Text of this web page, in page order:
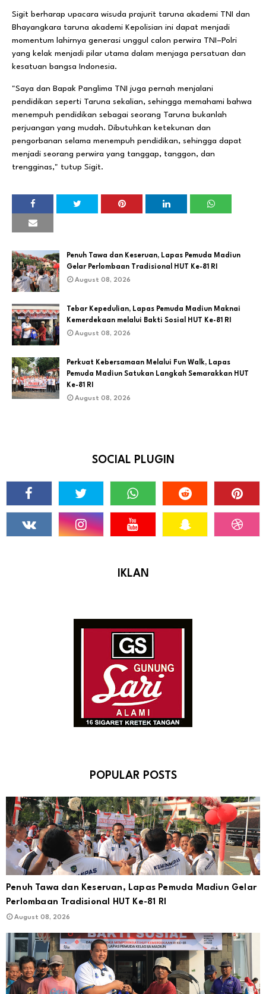
Sigit berharap upacara wisuda prajurit taruna akademi TNI dan
Bhayangkara taruna akademi Kepolisian ini dapat menjadi
momentum lahirnya generasi unggul calon perwira TNI–Polri
yang kelak menjadi pilar utama dalam menjaga persatuan dan
kesatuan bangsa Indonesia.
"Saya dan Bapak Panglima TNI juga pernah menjalani
pendidikan seperti Taruna sekalian, sehingga memahami bahwa
menempuh pendidikan sebagai seorang Taruna bukanlah
perjuangan yang mudah. Dibutuhkan ketekunan dan
pengorbanan selama menempuh pendidikan, sehingga dapat
menjadi seorang perwira yang tanggap, tanggon, dan
trengginas," tutup Sigit.
Penuh Tawa dan Keseruan, Lapas Pemuda Madiun
Gelar Perlombaan Tradisional HUT Ke-81 RI
August 08, 2026
Tebar Kepedulian, Lapas Pemuda Madiun Maknai
Kemerdekaan melalui Bakti Sosial HUT Ke-81 RI
August 08, 2026
Perkuat Kebersamaan Melalui Fun Walk, Lapas
Pemuda Madiun Satukan Langkah Semarakkan HUT
Ke-81 RI
August 08, 2026
SOCIAL PLUGIN
IKLAN
POPULAR POSTS
Penuh Tawa dan Keseruan, Lapas Pemuda Madiun Gelar
Perlombaan Tradisional HUT Ke-81 RI
August 08, 2026